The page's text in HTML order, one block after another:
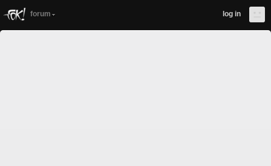
forum log in